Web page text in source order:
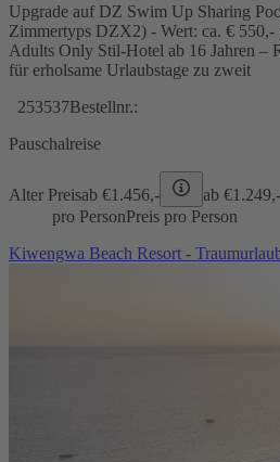
Upgrade auf DZ Swim Up Sharing
Zimmertyps DZX2) - Wert: ca. € 550,-
Adults Only Stil-Hotel ab 16 Jahren –
für erholsame Urlaubstage zu zweit
253537Bestellnr.:
Pauschalreise
Alter Preisab €1.456,- ab €1.249,-
pro PersonPreis pro Person
Kiwengwa Beach Resort -